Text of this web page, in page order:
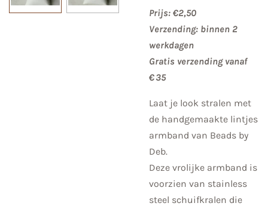
Prijs: €2,50
Verzending: binnen 2
werkdagen
Gratis verzending vanaf
€ 35
Laat je look stralen met
de handgemaakte lintjes
armband van Beads by
Deb.
Deze vrolijke armband is
voorzien van stainless
steel schuifkralen die